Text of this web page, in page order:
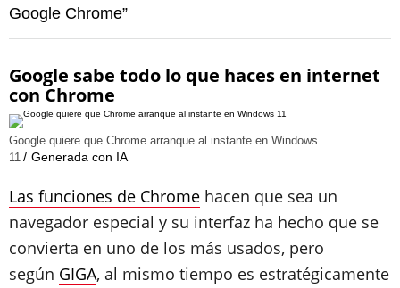
Google Chrome”
Google sabe todo lo que haces en internet
con Chrome
Google quiere que Chrome arranque al instante en Windows
11
Generada con IA
Las funciones de Chrome hacen que sea un
navegador especial y su interfaz ha hecho que se
convierta en uno de los más usados, pero
según GIGA, al mismo tiempo es estratégicamente